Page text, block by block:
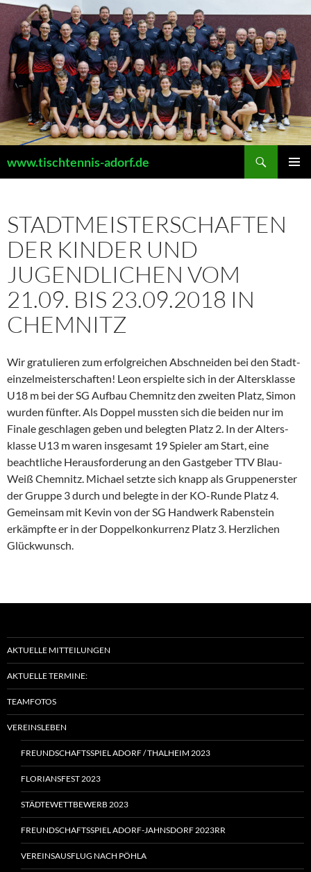
Zum
Inhalt
springen
www.tischtennis-adorf.de
STADTMEISTERSCHAFTEN
DER KINDER UND
JUGENDLICHEN VOM
21.09. BIS 23.09.2018 IN
CHEMNITZ
Wir gratu­lieren zum erfolg­rei­chen Abschneiden bei den Stadt­
ein­zel­meis­ter­schaften! Leon erspielte sich in der Alters­klasse
U18 m bei der SG Aufbau Chemnitz den zweiten Platz, Simon
wurden fünfter. Als Doppel mussten sich die beiden nur im
Finale geschlagen geben und belegten Platz 2. In der Alters­
klasse U13 m waren insge­samt 19 Spieler am Start, eine
beacht­liche Heraus­for­de­rung an den Gastgeber TTV Blau-
Weiß Chemnitz. Michael setzte sich knapp als Gruppen­erster
der Gruppe 3 durch und belegte in der KO-Runde Platz 4.
Gemeinsam mit Kevin von der SG Handwerk Raben­stein
erkämpfte er in der Doppel­kon­kur­renz Platz 3. Herzli­chen
Glückwunsch.
AKTUELLE MITTEILUNGEN
AKTUELLE TERMINE:
TEAMFOTOS
VEREINSLEBEN
FREUNDSCHAFTSSPIEL ADORF / THALHEIM 2023
FLORIANSFEST 2023
STÄDTEWETTBEWERB 2023
FREUNDSCHAFTSSPIEL ADORF-JAHNSDORF 2023RR
VEREINSAUSFLUG NACH PÖHLA